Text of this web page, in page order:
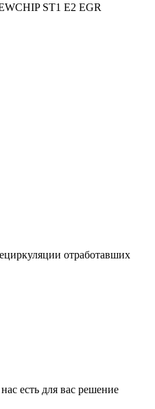
ST1 E2 EGR
отработавших
есть для вас решение